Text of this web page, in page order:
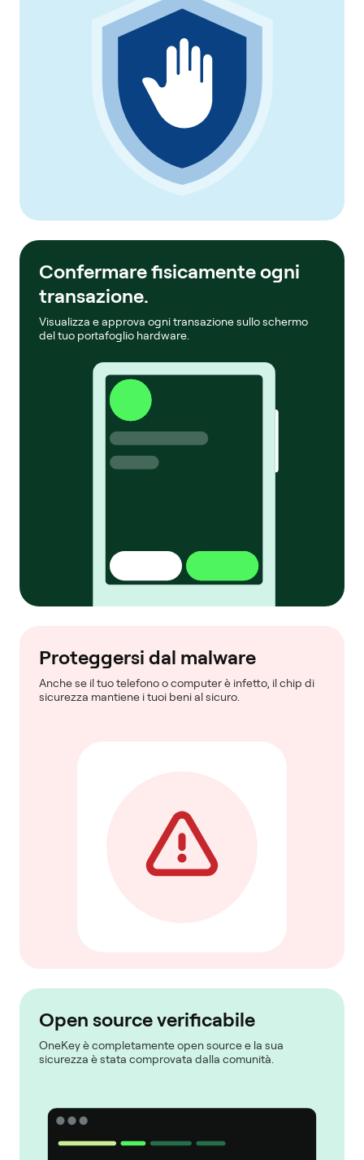
Confermare fisicamente ogni
transazione.
Visualizza e approva ogni transazione sullo schermo
del tuo portafoglio hardware.
Proteggersi dal malware
Anche se il tuo telefono o computer è infetto, il chip di
sicurezza mantiene i tuoi beni al sicuro.
Open source verificabile
OneKey è completamente open source e la sua
sicurezza è stata comprovata dalla comunità.